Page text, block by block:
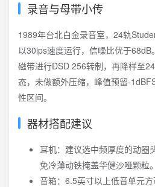
录音与母带小传
1989年台北白金录音室，24轨
以30ips速度运行，信噪比优于
磁带进行DSD 256转制，再降样至
态，未做额外压缩，峰值预留-
性区间。
器材搭配建议
耳机：建议选中频厚度的动圈
免冷薄动铁掩盖华健沙哑颗粒。
音箱：6.5英寸以上低音单元